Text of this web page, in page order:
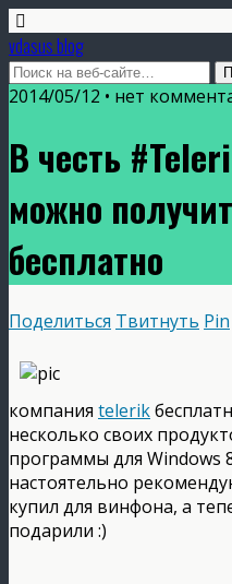
vdasus blog
2014/05/12 • нет
В честь
можно
бесплатно
Поделиться Твитнуть Pin
компания telerik
несколько своих
программы для Windows
настоятельно
купил для винфона, а
подарили :)